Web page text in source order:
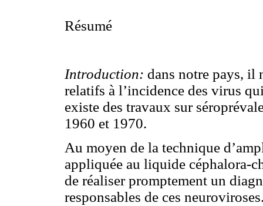
Résumé
Introduction: dans notre pays, il
relatifs à l’incidence des virus
existe des travaux sur
1960 et 1970.
Au moyen de la technique
appliquée au liquide céphalora-
de réaliser promptement un
responsables de ces